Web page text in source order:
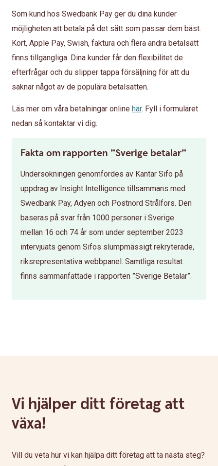
Som kund hos Swedbank Pay ger du dina kunder
möjligheten att betala på det sätt som passar dem bäst.
Kort, Apple Pay, Swish, faktura och flera andra betalsätt
finns tillgängliga. Dina kunder får den flexibilitet de
efterfrågar och du slipper tappa försäljning för att du
saknar något av de populära betalsätten.
Läs mer om våra betalningar online här. Fyll i formuläret
nedan så kontaktar vi dig.
Fakta om rapporten ”Sverige betalar”
Undersökningen genomfördes av Kantar Sifo på
uppdrag av Insight Intelligence tillsammans med
Swedbank Pay, Adyen och Postnord Strålfors. Den
baseras på svar från 1000 personer i Sverige
mellan 16 och 74 år som under september 2023
intervjuats genom Sifos slumpmässigt rekryterade,
riksrepresentativa webbpanel. Samtliga resultat
finns sammanfattade i rapporten ”Sverige Betalar”.
Vi hjälper ditt företag att
växa!
Vill du veta hur vi kan hjälpa ditt företag att ta nästa steg?